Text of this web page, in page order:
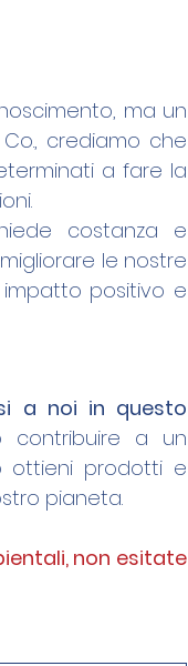
ma un
crediamo che
a fare la
costanza e
le nostre
positivo e
a noi in questo
contribuire a un
ottieni prodotti e
pianeta.
non esitate